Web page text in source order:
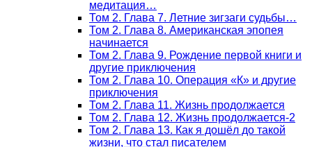
медитация…
Том 2. Глава 7. Летние зигзаги судьбы…
Том 2. Глава 8. Американская эпопея
начинается
Том 2. Глава 9. Рождение первой книги и
другие приключения
Том 2. Глава 10. Операция «К» и другие
приключения
Том 2. Глава 11. Жизнь продолжается
Том 2. Глава 12. Жизнь продолжается-2
Том 2. Глава 13. Как я дошёл до такой
жизни, что стал писателем